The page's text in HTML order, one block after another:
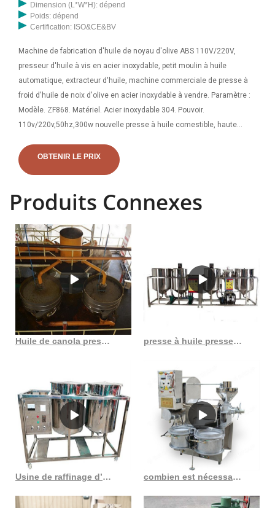
Dimension (L*W*H): dépend
Poids: dépend
Certification: ISO&CE&BV
Machine de fabrication d'huile de noyau d'olive ABS 110V/220V,
presseur d'huile à vis en acier inoxydable, petit moulin à huile
automatique, extracteur d'huile, machine commerciale de presse à
froid d'huile de noix d'olive en acier inoxydable à vendre. Paramètre :
Modèle. ZF868. Matériel. Acier inoxydable 304. Pouvoir.
110v/220v,50hz,300w nouvelle presse à huile comestible, haute
fournisseurs chinois: Presse à huile chaude et froide 220V, machine
à presser l'huile d'olive, taux d'extraction d'huile élevé, profitez
OBTENIR LE PRIX
Produits Connexes
Huile de canola pressée par expulseur de récolte indigène sans OGM 2 au Costa Rica presse à huile presse à huile de soja presse à huile froide rh 6yl 100 b chine
Usine de raffinage d’huile de germe de maïs en Côte d’Ivoire combien est nécessaire pour ouvrir une usine d’extraction d’huile